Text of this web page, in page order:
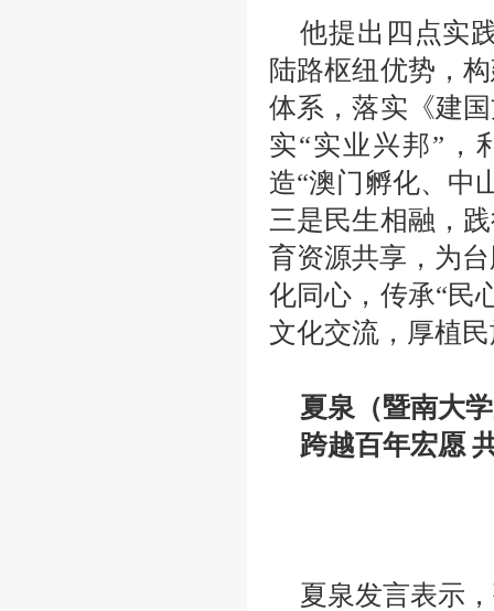
他提出四点实
陆路枢纽优势，
体系，落实《建
实“实业兴邦”，
造“澳门孵化、中
三是民生相融，
育资源共享，为
化同心，传承“民
文化交流，厚植
夏泉（暨南大
跨越百年宏愿
夏泉发言表示